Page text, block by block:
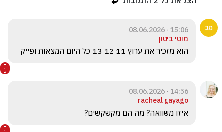
15:06 - 08.06.2026
מוטי ביטון
הוא מזכיר את ערוץ 11 12 13 כל היום המצאות ופייק
14:56 - 08.06.2026
racheal gayago
איזו משוואה? מה הם מקשקשים?